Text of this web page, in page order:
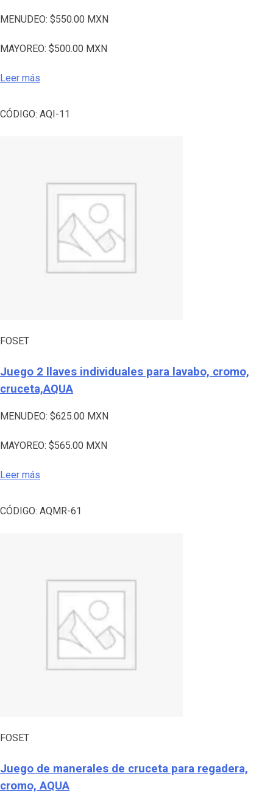
MENUDEO: $550.00 MXN
MAYOREO: $500.00 MXN
Leer más
CÓDIGO: AQI-11
FOSET
Juego 2 llaves individuales para lavabo, cromo,
cruceta,AQUA
MENUDEO: $625.00 MXN
MAYOREO: $565.00 MXN
Leer más
CÓDIGO: AQMR-61
FOSET
Juego de manerales de cruceta para regadera,
cromo, AQUA